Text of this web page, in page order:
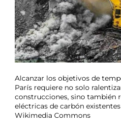
Alcanzar los objetivos de
París requiere no solo
construcciones, sino también
eléctricas de carbón
Wikimedia Commons